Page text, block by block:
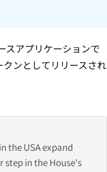
スアプリケーションで
ンとしてリリースされ
the USA expand
in the House's